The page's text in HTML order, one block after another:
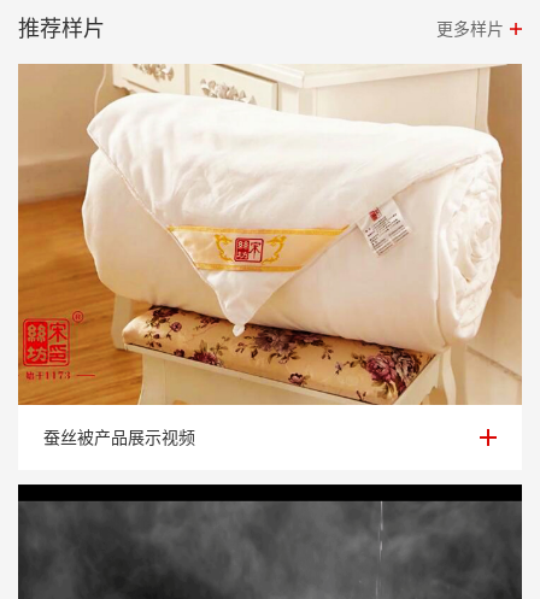
推荐样片 更多样片
蚕丝被产品展示视频
蚕丝被产品展示视频